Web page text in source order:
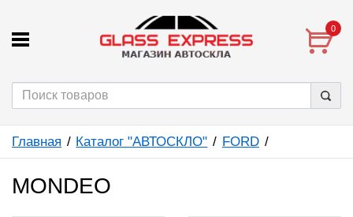
0
Главная Каталог "АВТОСКЛО" FORD
MONDEO